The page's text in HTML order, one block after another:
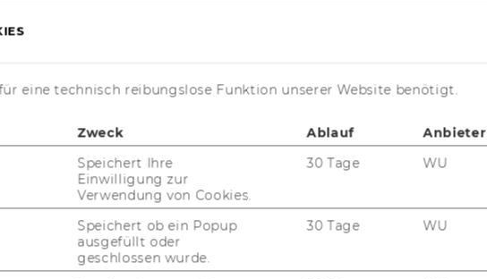
ge­fun­den
lei­der nicht ge­fun­den wer­den.
und ver­su­chen Sie es er­neut.
.
eine technisch reibungslose Funktion unserer Website benötigt.
Zweck Ablauf
Anbieter
Speichert Ihre
Einwilligung zur
Verwendung von Cookies.
30 Tage WU
Speichert ob ein Popup
ausgefüllt oder
geschlossen wurde.
30 Tage WU